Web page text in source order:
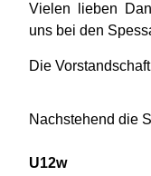
Vielen lieben
uns bei den
Die Vorstandschaft
Nachstehend die
U12w